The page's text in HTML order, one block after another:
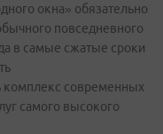
окна» обязательно
повседневного
в самые сжатые сроки
комплекс современных
самого высокого